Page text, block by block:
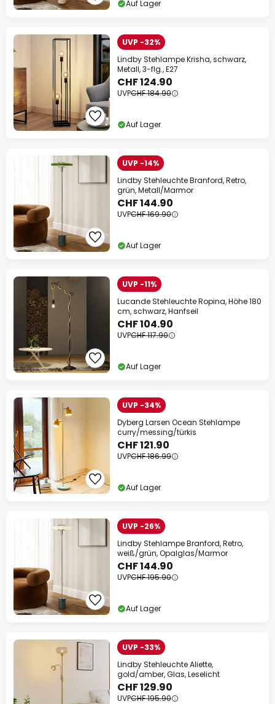
Auf Lager
UVP -32%
Lindby Stehlampe Krisha, schwarz,
Metall, 3-flg., E27
CHF 124.90
UVPCHF 184.90
Auf Lager
UVP -14%
Lindby Stehleuchte Branford, Retro,
grün, Metall/Marmor
CHF 144.90
UVPCHF 169.90
Auf Lager
UVP -11%
Lucande Stehleuchte Ropina, Höhe 180
cm, schwarz, Hanfseil
CHF 104.90
UVPCHF 117.90
Auf Lager
UVP -34%
Dyberg Larsen Ocean Stehlampe
curry/messing/türkis
CHF 121.90
UVPCHF 186.99
Auf Lager
UVP -26%
Lindby Stehlampe Branford, Retro,
weiß/grün, Opalglas/Marmor
CHF 144.90
UVPCHF 195.90
Auf Lager
UVP -33%
Lindby Stehleuchte Aliette,
gold/amber, Glas, Leselicht
CHF 129.90
UVPCHF 195.90